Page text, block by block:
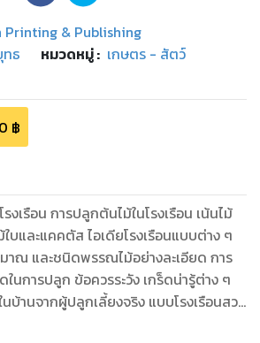
Printing & Publishing
ธ หมวดหมู่: เกษตร - สัตว์
฿
งเรือน การปลูกต้นไม้ในโรงเรือน เน้นไม้
ดียโรงเรือนแบบต่าง ๆ
ณ และชนิดพรรณไม้อย่างละเอียด การ
นการปลูก ข้อควรระวัง เกร็ดน่ารู้ต่าง ๆ
บ้านจากผู้ปลูกเลี้ยงจริง แบบโรงเรือนสวย
พร้อมบอกงบประมาณ